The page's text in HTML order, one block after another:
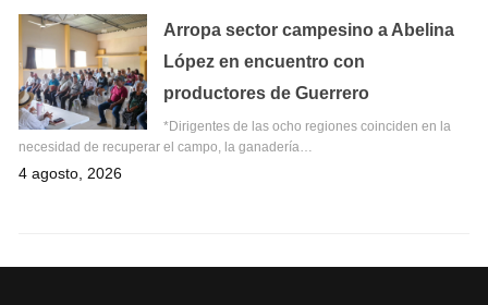
Arropa sector campesino a Abelina
López en encuentro con
productores de Guerrero
*Dirigentes de las ocho regiones coinciden en la
necesidad de recuperar el campo, la ganadería…
4 agosto, 2026